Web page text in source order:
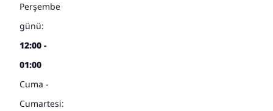
Perşembe
günü:
12:00 -
01:00
Cuma -
Cumartesi: